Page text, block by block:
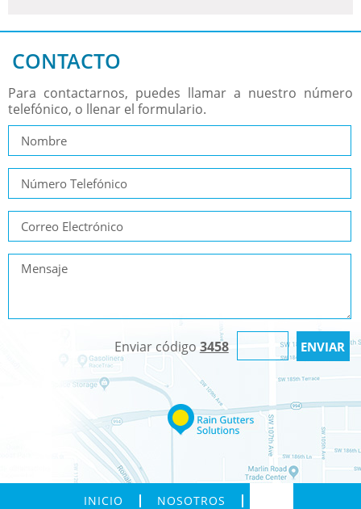
CONTACTO
Para contactarnos, puedes llamar a nuestro número
telefónico, o llenar el formulario.
Enviar código 3458
INICIO NOSOTROS